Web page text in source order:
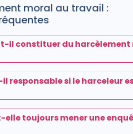
moral au travail :
il constituer du harcèlement
responsable si le harceleur
elle toujours mener une